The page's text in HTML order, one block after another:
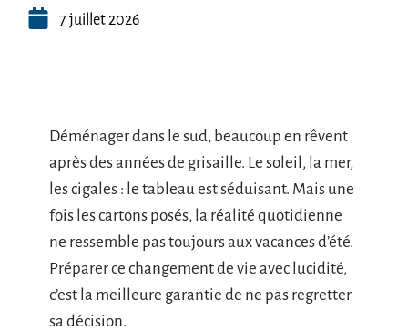
7 juillet 2026
Déménager dans le sud, beaucoup en rêvent
après des années de grisaille. Le soleil, la mer,
les cigales : le tableau est séduisant. Mais une
fois les cartons posés, la réalité quotidienne
ne ressemble pas toujours aux vacances d’été.
Préparer ce changement de vie avec lucidité,
c’est la meilleure garantie de ne pas regretter
sa décision.